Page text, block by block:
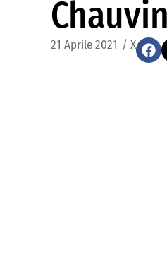
21 Aprile 2021 / X